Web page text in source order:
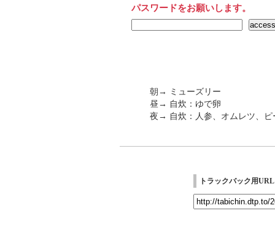
パスワードをお願いします。
朝→ ミューズリー
昼→ 自炊：ゆで卵
夜→ 自炊：人参、オムレツ、ピ
トラックバック用URL